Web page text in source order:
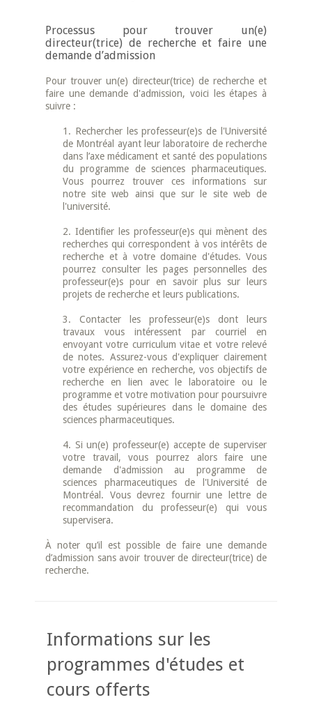
Processus pour trouver un(e)
directeur(trice) de recherche et faire une
demande d’admission
Pour trouver un(e) directeur(trice) de recherche et
faire une demande d'admission, voici les étapes à
suivre :
1. Rechercher les professeur(e)s de l'Université
de Montréal ayant leur laboratoire de recherche
dans l’axe médicament et santé des populations
du programme de sciences pharmaceutiques.
Vous pourrez trouver ces informations sur
notre site web ainsi que sur le site web de
l'université.
2. Identifier les professeur(e)s qui mènent des
recherches qui correspondent à vos intérêts de
recherche et à votre domaine d'études. Vous
pourrez consulter les pages personnelles des
professeur(e)s pour en savoir plus sur leurs
projets de recherche et leurs publications.
3. Contacter les professeur(e)s dont leurs
travaux vous intéressent par courriel en
envoyant votre curriculum vitae et votre relevé
de notes. Assurez-vous d'expliquer clairement
votre expérience en recherche, vos objectifs de
recherche en lien avec le laboratoire ou le
programme et votre motivation pour poursuivre
des études supérieures dans le domaine des
sciences pharmaceutiques.
4. Si un(e) professeur(e) accepte de superviser
votre travail, vous pourrez alors faire une
demande d'admission au programme de
sciences pharmaceutiques de l'Université de
Montréal. Vous devrez fournir une lettre de
recommandation du professeur(e) qui vous
supervisera.
À noter qu’il est possible de faire une demande
d’admission sans avoir trouver de directeur(trice) de
recherche.
Informations sur les
programmes d'études et
cours offerts